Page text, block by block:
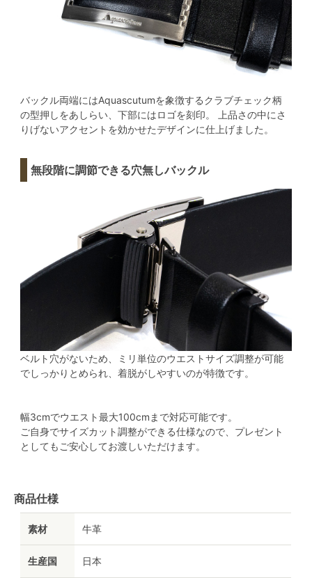
バックル両端にはAquascutumを象徴するクラブチェック柄
の型押しをあしらい、下部にはロゴを刻印。 上品さの中にさ
りげないアクセントを効かせたデザインに仕上げました。
無段階に調節できる穴無しバックル
ベルト穴がないため、ミリ単位のウエストサイズ調整が可能
でしっかりとめられ、着脱がしやすいのが特徴です。
幅3cmでウエスト最大100cmまで対応可能です。
ご自身でサイズカット調整ができる仕様なので、プレゼント
としてもご安心してお渡しいただけます。
商品仕様
素材 牛革
生産国 日本